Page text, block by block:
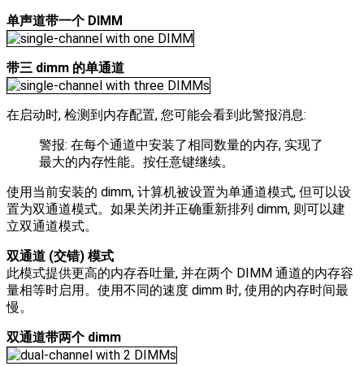
单声道带一个 DIMM
带三 dimm 的单通道
在启动时, 检测到内存配置, 您可能会看到此警报消息:
警报: 在每个通道中安装了相同数量的内存, 实现了
最大的内存性能。按任意键继续。
使用当前安装的 dimm, 计算机被设置为单通道模式, 但可以设
置为双通道模式。如果关闭并正确重新排列 dimm, 则可以建
立双通道模式。
双通道 (交错) 模式
此模式提供更高的内存吞吐量, 并在两个 DIMM 通道的内存容
量相等时启用。使用不同的速度 dimm 时, 使用的内存时间最
慢。
双通道带两个 dimm